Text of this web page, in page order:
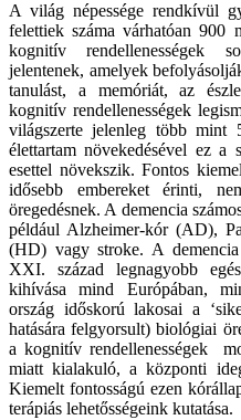
A világ népessége rendkívül
felettiek száma várhatóan
kognitív rendellenességek
jelentenek, amelyek
tanulást, a memóriát, az
kognitív rendellenességek
világszerte jelenleg több
élettartam növekedésével ez
esettel növekszik. Fontos
idősebb embereket érinti,
öregedésnek. A demencia
például Alzheimer-kór (AD),
(HD) vagy stroke. A
XXI. század legnagyobb
kihívása mind Európában,
ország időskorú lakosai a
hatására felgyorsult) biológiai
a kognitív rendellenességek
miatt kialakuló, a központi
Kiemelt fontosságú ezen
terápiás lehetősségeink kutatása.